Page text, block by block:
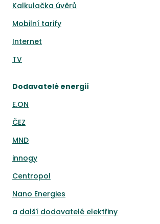
Kalkulačka úvěrů
Mobilní tarify
Internet
TV
Dodavatelé energií
E.ON
ČEZ
MND
innogy
Centropol
Nano Energies
a další dodavatelé elektřiny